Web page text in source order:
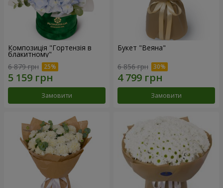
Композиція "Гортензія в
блакитному"
6 879 грн
Замовити
Букет "Веяна"
6 856 грн
Замовити